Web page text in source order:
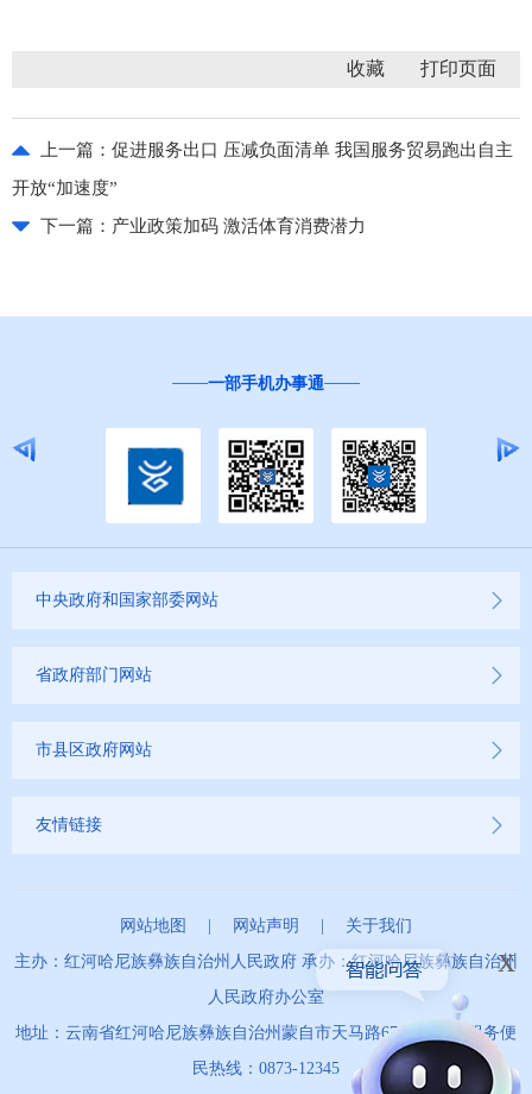
收藏
上一篇： 促进服务出口 压减负面清单 我国服务贸易跑出自主
开放“加速度”
下一篇： 产业政策加码 激活体育消费潜力
一部手机办事通
中央政府和国家部委网站
省政府部门网站
市县区政府网站
友情链接
网站地图 网站声明
关于我们
主办：红河哈尼族彝族自治州人民政府 承办：红河哈尼族彝族自治州
人民政府办公室
地址：云南省红河哈尼族彝族自治州蒙自市天马路67号 政务服务便
民热线：0873-12345
x